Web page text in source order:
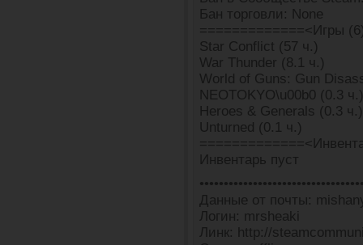
Бан торговли: None
=============<Игры
Star Conflict (57 ч.)
War Thunder (8.1 ч.)
World of Guns: Gun
NEOTOKYO\u00b0 (0.3 ч.)
Heroes & Generals (0.3 ч.)
Unturned (0.1 ч.)
Инвентарь пуст
Данные от почты:
Логин: mrsheaki
Линк: http://